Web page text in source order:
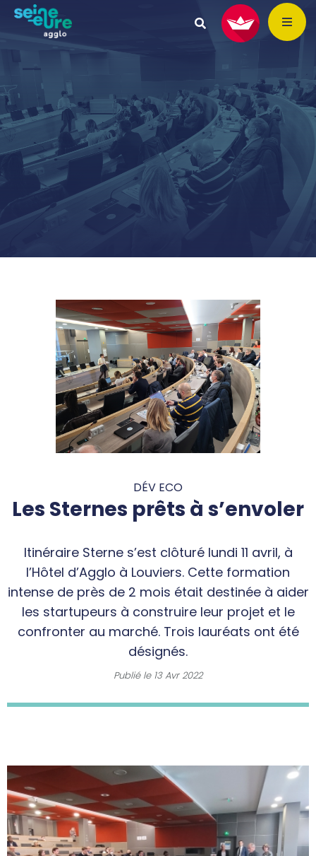
DÉV ECO
Les Sternes prêts à s’envoler
Itinéraire Sterne s’est clôturé lundi 11 avril, à
l’Hôtel d’Agglo à Louviers. Cette formation
intense de près de 2 mois était destinée à aider
les startupeurs à construire leur projet et le
confronter au marché. Trois lauréats ont été
désignés.
Publié le 13 Avr 2022